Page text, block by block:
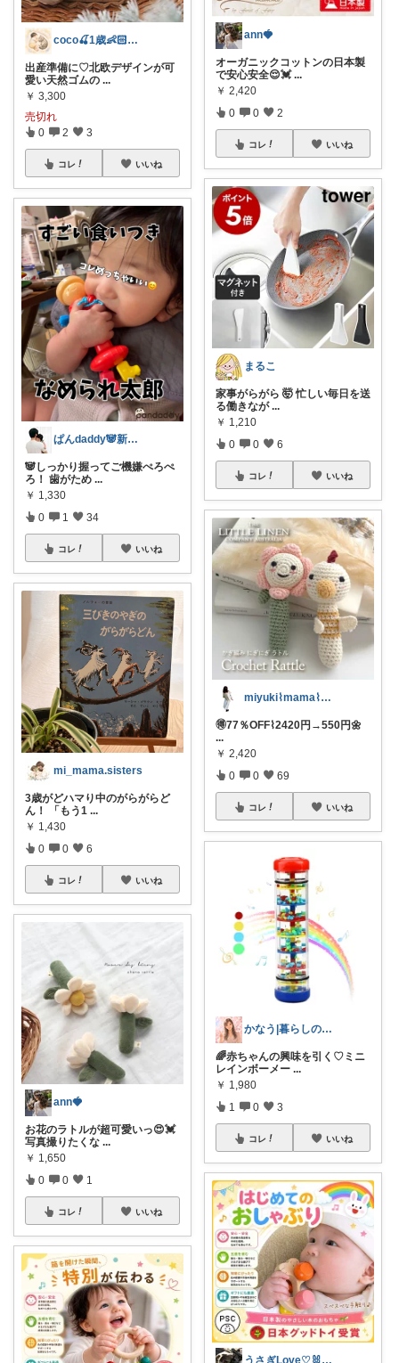
coco🍒1歳👶🏻5歳🐈
出産準備に♡北欧デザインが可
愛い天然ゴムの ...
￥ 3,300
売切れ
0 2 3
コレ いいね
ぱんdaddy🐼新米パパ育休奮闘中🍼
🐼しっかり握ってご機嫌ぺろぺ
ろ！ 歯がため ...
￥ 1,330
0 1 34
コレ いいね
mi_mama.sisters
3歳がどハマり中のがらがらど
ん！ 「もう1 ...
￥ 1,430
0 0 6
コレ いいね
ann🍓
お花のラトルが超可愛いっ😍💓
写真撮りたくな ...
￥ 1,650
0 0 1
コレ いいね
ann🍓
オーガニックコットンの日本製
で安心安全😌💓 ...
￥ 2,420
0 0 2
コレ いいね
まるこ
家事がらがら 🤯 忙しい毎日を送
る働きなが ...
￥ 1,210
0 0 6
コレ いいね
miyuki⌇mama⌇注文住宅計画中
🉐77％OFF⌇2420円→550円🌼
...
￥ 2,420
0 0 69
コレ いいね
かなう|暮らしの記録🌱
🌈赤ちゃんの興味を引く♡ミニ
レインボーメー ...
￥ 1,980
1 0 3
コレ いいね
うさぎLove♡🐰みーちゃん🐰